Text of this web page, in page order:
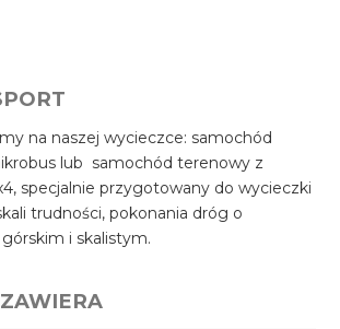
na naszej wycieczce: samochód
lub samochód terenowy z
specjalnie przygotowany do wycieczki
trudności, pokonania dróg o
i skalistym.